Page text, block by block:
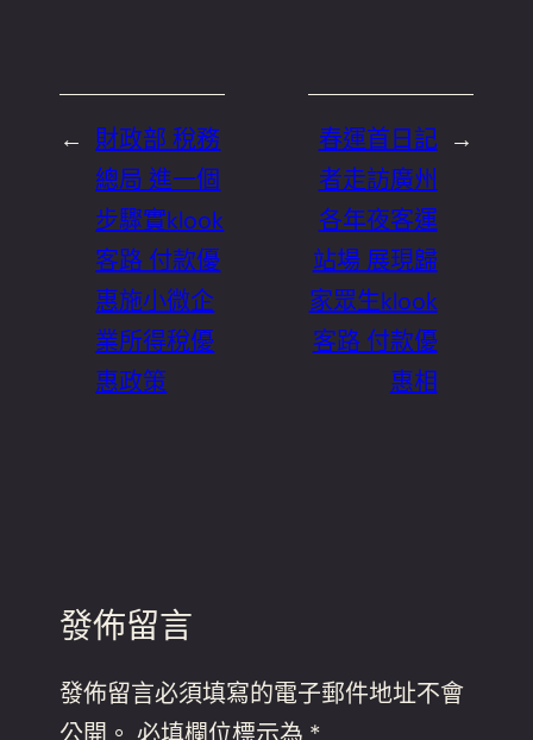
← 財政部 稅務
總局 進一個
步驟實klook
客路 付款優
惠施小微企
業所得稅優
惠政策
→
春運首日記
者走訪廣州
各年夜客運
站場 展現歸
家眾生klook
客路 付款優
惠相
發佈留言
發佈留言必須填寫的電子郵件地址不會
公開。 必填欄位標示為 *